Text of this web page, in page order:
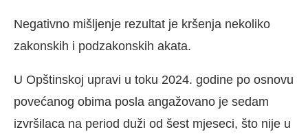
Negativno mišljenje rezultat je kršenja nekoliko
zakonskih i podzakonskih akata.
U Opštinskoj upravi u toku 2024. godine po osnovu
povećanog obima posla angažovano je sedam
izvršilaca na period duži od šest mjeseci, što nije u